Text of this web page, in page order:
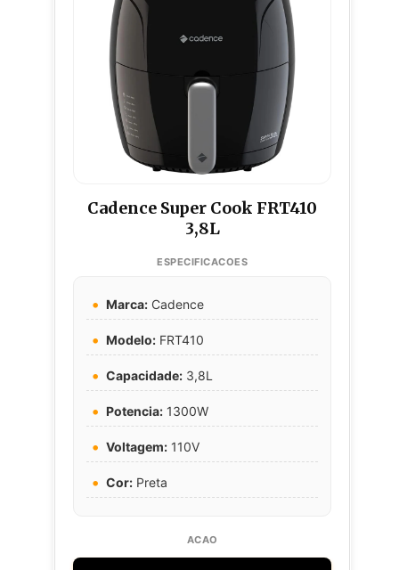
Cadence Super Cook FRT410
3,8L
Marca: Cadence
Modelo: FRT410
Capacidade: 3,8L
Potencia: 1300W
Voltagem: 110V
Cor: Preta